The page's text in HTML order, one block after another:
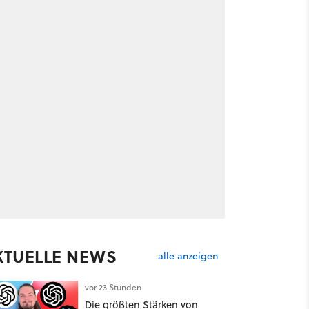
NEWS alle anzeigen
vor 23 Stunden
Die größten Stärken von